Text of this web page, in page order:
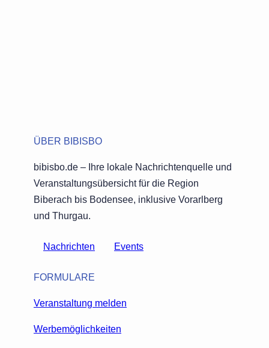
ÜBER BIBISBO
bibisbo.de – Ihre lokale Nachrichtenquelle und
Veranstaltungsübersicht für die Region
Biberach bis Bodensee, inklusive Vorarlberg
und Thurgau.
Nachrichten Events
FORMULARE
Veranstaltung melden
Werbemöglichkeiten